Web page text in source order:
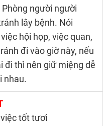
người người
lây bệnh. Nói
hội họp, việc quan,
đi vào giờ này, nếu
đi thì nên giữ miệng dễ
nhau.
tốt tươi